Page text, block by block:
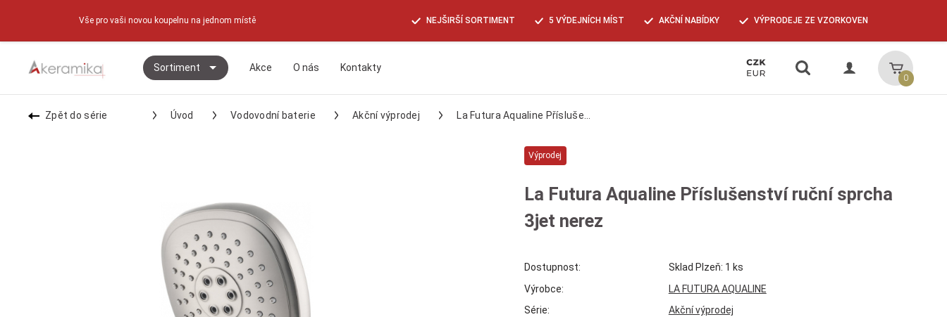
Vše pro vaši novou koupelnu na jednom místě NEJŠIRŠÍ SORTIMENT 5 VÝDEJNÍCH MÍST AKČNÍ NABÍDKY VÝPRODEJE ZE VZORKOVEN
Sortiment Akce O nás Kontakty Vyhledávání Košík
0
Hledat
Zpět do série Úvod Vodovodní baterie Akční výprodej La Futura Aqualine Přísluše...
Výprodej
La Futura Aqualine Příslušenství ruční sprcha
3jet nerez
Dostupnost:
Sklad Plzeň: 1 ks
Výrobce:
LA FUTURA AQUALINE
Série:
Akční výprodej